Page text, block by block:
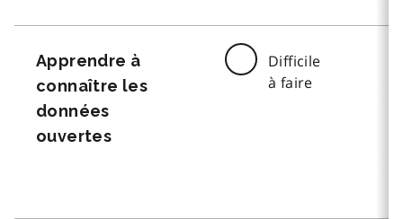
Apprendre à
connaître les
données
ouvertes
Difficile
à faire